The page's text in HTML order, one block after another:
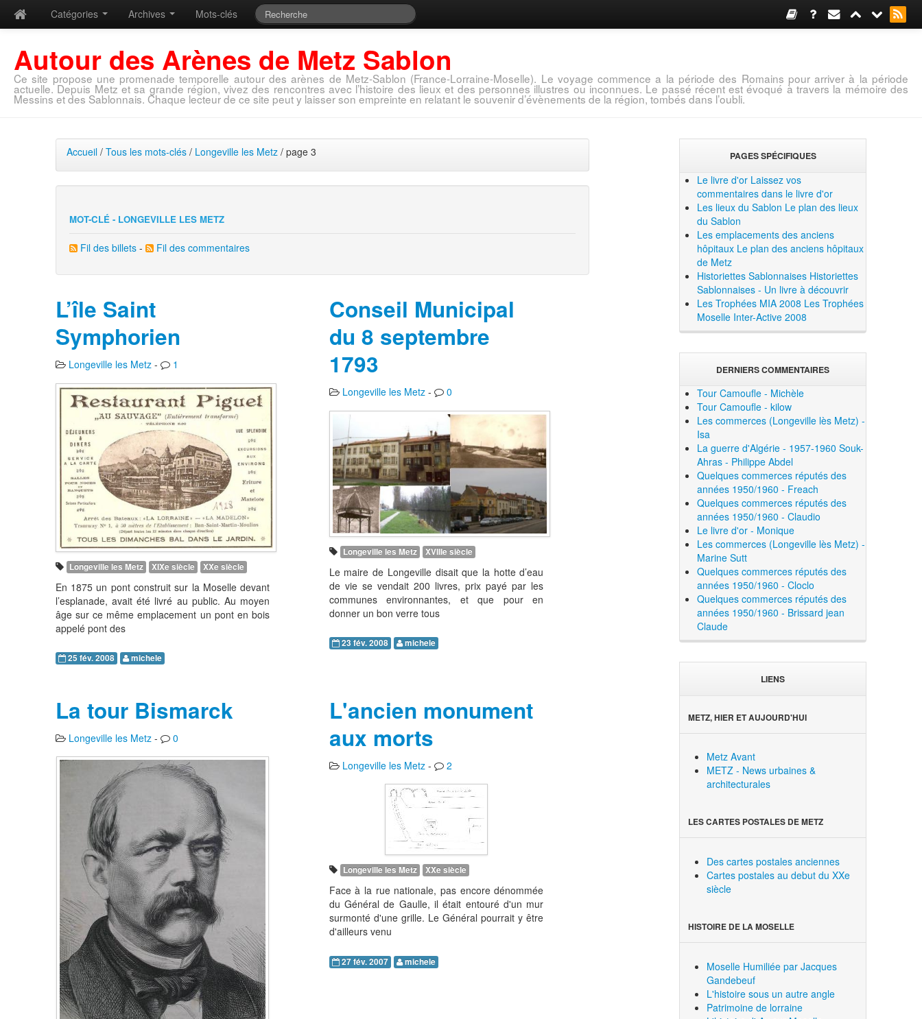
Catégories Archives Mots-clés
Autour des Arènes de Metz Sablon
Ce site propose une promenade temporelle autour des arènes de Metz-Sablon (France-Lorraine-Moselle). Le voyage commence a la période des Romains pour arriver à la période
actuelle. Depuis Metz et sa grande région, vivez des rencontres avec l’histoire des lieux et des personnes illustres ou inconnues. Le passé récent est évoqué à travers la mémoire des
Messins et des Sablonnais. Chaque lecteur de ce site peut y laisser son empreinte en relatant le souvenir d’évènements de la région, tombés dans l’oubli.
Accueil/ Tous les mots-clés/ Longeville les Metz/ page 3
MOT-CLÉ - LONGEVILLE LES METZ
Fil des billets- Fil des commentaires
L’île Saint
Symphorien
Longeville les Metz- 1
Longeville les Metz XIXe siècle XXe siècle
En 1875 un pont construit sur la Moselle devant
l’esplanade, avait été livré au public. Au moyen
âge sur ce même emplacement un pont en bois
appelé pont des
25 fév. 2008 michele
Conseil Municipal
du 8 septembre
1793
Longeville les Metz- 0
Longeville les Metz XVIIIe siècle
Le maire de Longeville disait que la hotte d’eau
de vie se vendait 200 livres, prix payé par les
communes environnantes, et que pour en
donner un bon verre tous
23 fév. 2008 michele
La tour Bismarck
Longeville les Metz- 0
L'ancien monument
aux morts
Longeville les Metz- 2
Longeville les Metz XXe siècle
Face à la rue nationale, pas encore dénommée
du Général de Gaulle, il était entouré d'un mur
surmonté d'une grille. Le Général pourrait y être
d'ailleurs venu
27 fév. 2007 michele
PAGES SPÉCIFIQUES
Le livre d'or Laissez vos
commentaires dans le livre d'or
Les lieux du Sablon Le plan des lieux
du Sablon
Les emplacements des anciens
hôpitaux Le plan des anciens hôpitaux
de Metz
Historiettes Sablonnaises Historiettes
Sablonnaises - Un livre à découvrir
Les Trophées MIA 2008 Les Trophées
Moselle Inter-Active 2008
DERNIERS COMMENTAIRES
Tour Camoufle - Michèle
Tour Camoufle - kilow
Les commerces (Longeville lès Metz) -
Isa
La guerre d'Algérie - 1957-1960 Souk-
Ahras - Philippe Abdel
Quelques commerces réputés des
années 1950/1960 - Freach
Quelques commerces réputés des
années 1950/1960 - Claudio
Le livre d'or - Monique
Les commerces (Longeville lès Metz) -
Marine Sutt
Quelques commerces réputés des
années 1950/1960 - Cloclo
Quelques commerces réputés des
années 1950/1960 - Brissard jean
Claude
LIENS
METZ, HIER ET AUJOURD'HUI
Metz Avant
METZ - News urbaines &
architecturales
LES CARTES POSTALES DE METZ
Des cartes postales anciennes
Cartes postales au debut du XXe
siècle
HISTOIRE DE LA MOSELLE
Moselle Humiliée par Jacques
Gandebeuf
L'histoire sous un autre angle
Patrimoine de lorraine